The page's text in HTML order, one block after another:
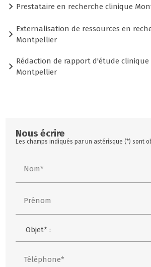
Prestataire en recherche clinique
Externalisation de ressources en
Montpellier
Rédaction de rapport d'étude
Montpellier
Nous écrire
Les champs indiqués par un astérisque (*) sont
Nom*
Prénom
Téléphone*